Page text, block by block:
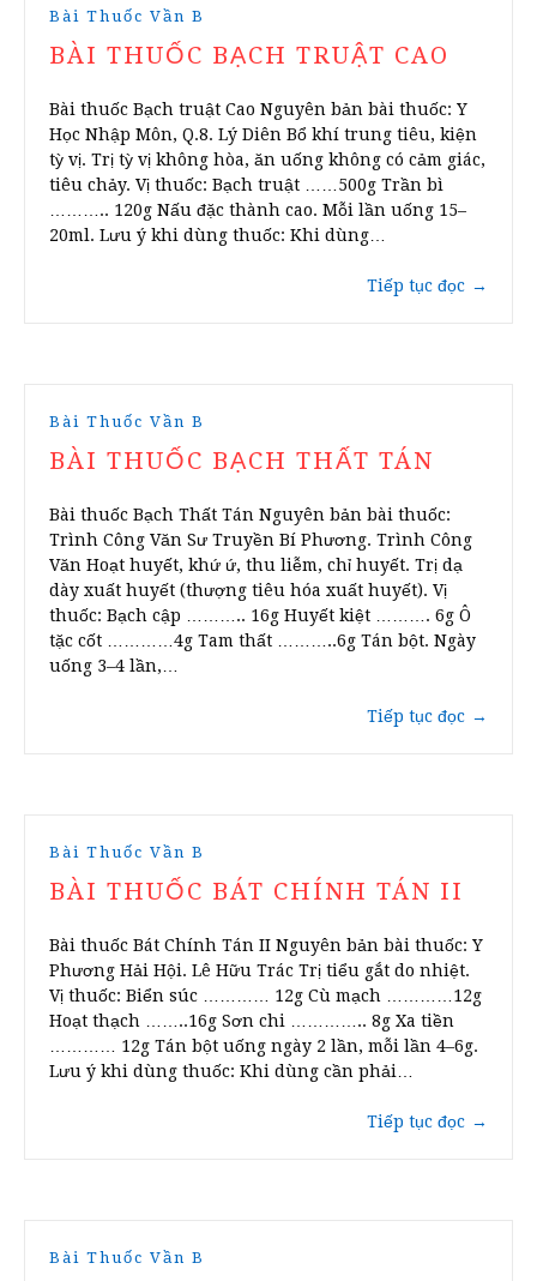
Bài Thuốc Vần B
BÀI THUỐC BẠCH TRUẬT CAO
Bài thuốc Bạch truật Cao Nguyên bản bài thuốc: Y
Học Nhập Môn, Q.8. Lý Diên Bổ khí trung tiêu, kiện
tỳ vị. Trị tỳ vị không hòa, ăn uống không có cảm giác,
tiêu chảy. Vị thuốc: Bạch truật ……500g Trần bì
……….. 120g Nấu đặc thành cao. Mỗi lần uống 15–
20ml. Lưu ý khi dùng thuốc: Khi dùng…
Tiếp tục đọc →
Bài Thuốc Vần B
BÀI THUỐC BẠCH THẤT TÁN
Bài thuốc Bạch Thất Tán Nguyên bản bài thuốc:
Trình Công Văn Sư Truyền Bí Phương. Trình Công
Văn Hoạt huyết, khứ ứ, thu liễm, chỉ huyết. Trị dạ
dày xuất huyết (thượng tiêu hóa xuất huyết). Vị
thuốc: Bạch cập ……….. 16g Huyết kiệt ………. 6g Ô
tặc cốt …………4g Tam thất ………..6g Tán bột. Ngày
uống 3–4 lần,…
Tiếp tục đọc →
Bài Thuốc Vần B
BÀI THUỐC BÁT CHÍNH TÁN II
Bài thuốc Bát Chính Tán II Nguyên bản bài thuốc: Y
Phương Hải Hội. Lê Hữu Trác Trị tiểu gắt do nhiệt.
Vị thuốc: Biển súc ………… 12g Cù mạch …………12g
Hoạt thạch ……..16g Sơn chi ………….. 8g Xa tiền
………… 12g Tán bột uống ngày 2 lần, mỗi lần 4–6g.
Lưu ý khi dùng thuốc: Khi dùng cần phải…
Tiếp tục đọc →
Bài Thuốc Vần B